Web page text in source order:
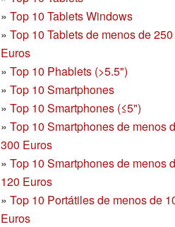
» Top 10 Tablets Windows
» Top 10 Tablets de menos de 250
Euros
» Top 10 Phablets (>5.5")
» Top 10 Smartphones
» Top 10 Smartphones (≤5")
» Top 10 Smartphones de menos
300 Euros
» Top 10 Smartphonesde menos
120 Euros
» Top 10 Portátiles de menos de
Euros